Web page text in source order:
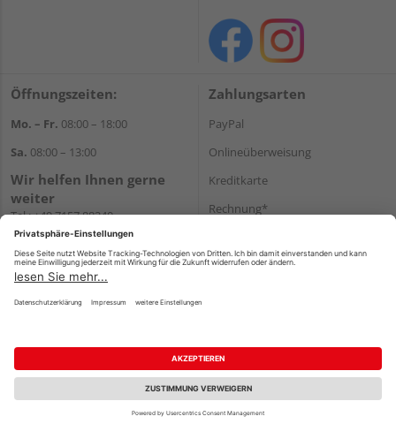
Öffnungszeiten:
Mo. – Fr. 08:00 – 18:00
Sa. 08:00 – 13:00
Wir helfen Ihnen gerne
weiter
Tel.:+49 7157 88240
E-Mail:shop@holzland-
filderstadt.de
Zahlungsarten
PayPal
Onlineüberweisung
Kreditkarte
Rechnung*
Versand
Impressum AGB Widerruf
Datenschutz
Reservierungsbedingungen
Vertrag widerrufen